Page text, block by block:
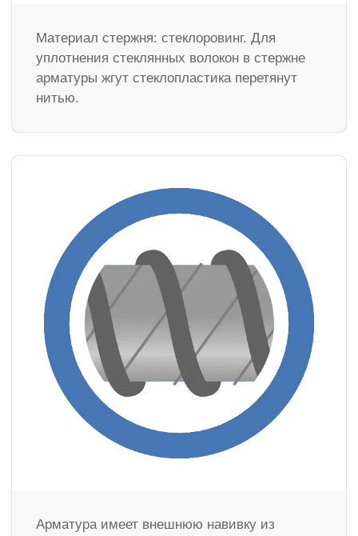
Материал стержня: стеклоровинг. Для
уплотнения стеклянных волокон в стержне
арматуры жгут стеклопластика перетянут
нитью.
Арматура имеет внешнюю навивку из